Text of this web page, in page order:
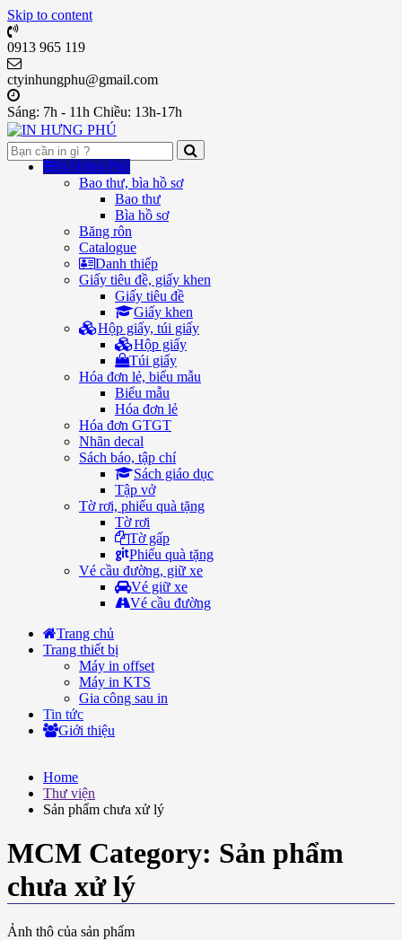
Skip to content
0913 965 119
ctyinhungphu@gmail.com
Sáng: 7h - 11h Chiều: 13h-17h
In Hưng Phú
Bao thư, bìa hồ sơ
Bao thư
Bìa hồ sơ
Băng rôn
Catalogue
Danh thiếp
Giấy tiêu đề, giấy khen
Giấy tiêu đề
Giấy khen
Hộp giấy, túi giấy
Hộp giấy
Túi giấy
Hóa đơn lẻ, biểu mẫu
Biểu mẫu
Hóa đơn lẻ
Hóa đơn GTGT
Nhãn decal
Sách báo, tập chí
Sách giáo dục
Tập vở
Tờ rơi, phiếu quà tặng
Tờ rơi
Tờ gấp
Phiếu quà tặng
Vé cầu đường, giữ xe
Vé giữ xe
Vé cầu đường
Trang chủ
Trang thiết bị
Máy in offset
Máy in KTS
Gia công sau in
Tin tức
Giới thiệu
Home
Thư viện
Sản phẩm chưa xử lý
MCM Category: Sản phẩm
chưa xử lý
Ảnh thô của sản phẩm